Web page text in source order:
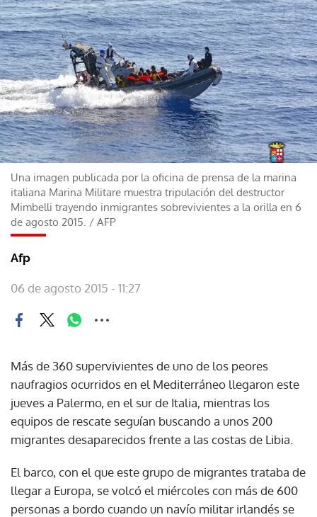
Una imagen publicada por la oficina de prensa de la marina
italiana Marina Militare muestra tripulación del destructor
Mimbelli trayendo inmigrantes sobrevivientes a la orilla en 6
de agosto 2015. / AFP
Afp
06 de agosto 2015 - 11:27
Más de 360 supervivientes de uno de los peores
naufragios ocurridos en el Mediterráneo llegaron este
jueves a Palermo, en el sur de Italia, mientras los
equipos de rescate seguían buscando a unos 200
migrantes desaparecidos frente a las costas de Libia.
El barco, con el que este grupo de migrantes trataba de
llegar a Europa, se volcó el miércoles con más de 600
personas a bordo cuando un navío militar irlandés se